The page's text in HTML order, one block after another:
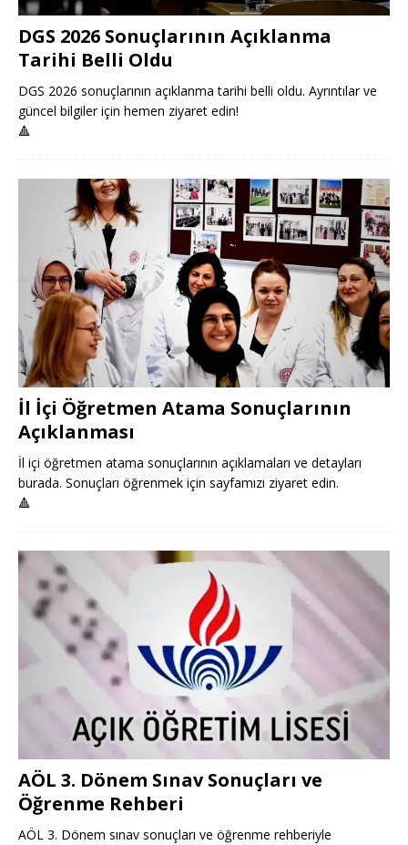
DGS 2026 Sonuçlarının Açıklanma
Tarihi Belli Oldu
DGS 2026 sonuçlarının açıklanma tarihi belli oldu. Ayrıntılar ve
güncel bilgiler için hemen ziyaret edin!
🔺
İl İçi Öğretmen Atama Sonuçlarının
Açıklanması
İl içi öğretmen atama sonuçlarının açıklamaları ve detayları
burada. Sonuçları öğrenmek için sayfamızı ziyaret edin.
🔺
AÖL 3. Dönem Sınav Sonuçları ve
Öğrenme Rehberi
AÖL 3. Dönem sınav sonuçları ve öğrenme rehberiyle